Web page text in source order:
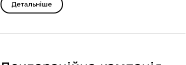
Детальніше